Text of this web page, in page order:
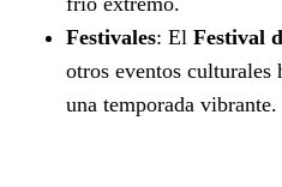
Festivales: El Festival
otros eventos culturales
una temporada vibrante.